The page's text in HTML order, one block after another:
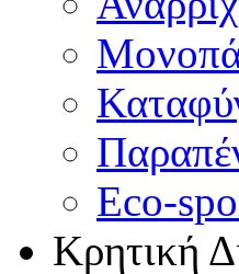
Eco-
Κρητική